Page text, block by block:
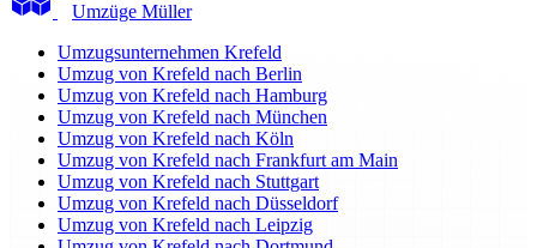
Umzüge Müller
Umzugsunternehmen Krefeld
Umzug von Krefeld nach Berlin
Umzug von Krefeld nach Hamburg
Umzug von Krefeld nach München
Umzug von Krefeld nach Köln
Umzug von Krefeld nach Frankfurt am Main
Umzug von Krefeld nach Stuttgart
Umzug von Krefeld nach Düsseldorf
Umzug von Krefeld nach Leipzig